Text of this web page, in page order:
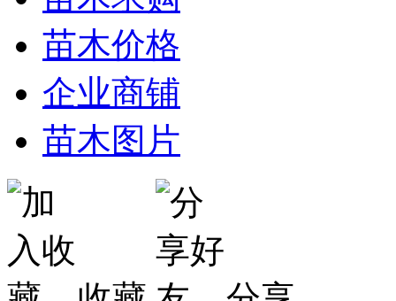
苗木价格
企业商铺
苗木图片